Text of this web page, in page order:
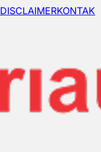
DISCLAIMERKONTAK